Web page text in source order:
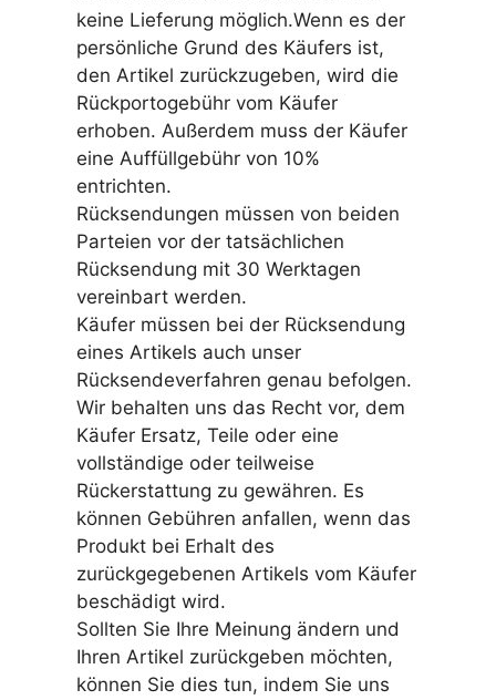
keine Lieferung möglich.Wenn es der
persönliche Grund des Käufers ist,
den Artikel zurückzugeben, wird die
Rückportogebühr vom Käufer
erhoben. Außerdem muss der Käufer
eine Auffüllgebühr von 10%
entrichten.
Rücksendungen müssen von beiden
Parteien vor der tatsächlichen
Rücksendung mit 30 Werktagen
vereinbart werden.
Käufer müssen bei der Rücksendung
eines Artikels auch unser
Rücksendeverfahren genau befolgen.
Wir behalten uns das Recht vor, dem
Käufer Ersatz, Teile oder eine
vollständige oder teilweise
Rückerstattung zu gewähren. Es
können Gebühren anfallen, wenn das
Produkt bei Erhalt des
zurückgegebenen Artikels vom Käufer
beschädigt wird.
Sollten Sie Ihre Meinung ändern und
Ihren Artikel zurückgeben möchten,
können Sie dies tun, indem Sie uns